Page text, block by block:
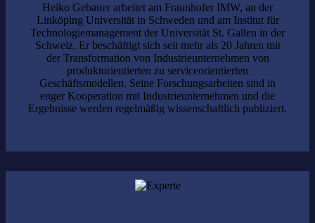
Heiko Gebauer arbeitet am Fraunhofer IMW, an der
Linköping Universität in Schweden und am Institut für
Technologiemanagement der Universität St. Gallen in der
Schweiz. Er beschäftigt sich seit mehr als 20 Jahren mit
der Transformation von Industrieunternehmen von
produktorientierten zu serviceorientierten
Geschäftsmodellen. Seine Forschungsarbeiten sind in
enger Kooperation mit Industrieunternehmen und die
Ergebnisse werden regelmäßig wissenschaftlich publiziert.